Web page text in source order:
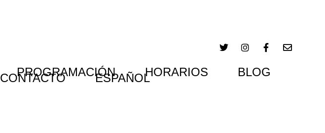
PROGRAMACIÓN HORARIOS BLOG
CONTACTO ESPAÑOL